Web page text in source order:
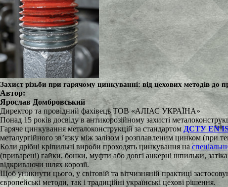
Захист різьби при гарячому цинкуванні: від цехових методів до
Автор:
Ярослав Домбровський
Директор та провідний фахівець ТОВ «АЛІАС УКРАЇНА»
Понад 15 років досвіду в антикорозійному захисті
Гаряче цинкування металоконструкцій за стандартом ДСТУ EN
металургійного зв’язку між залізом і розплавленим цинком (при
Коли дрібні кріпильні вироби проходять цинкування на
(приварені) гайки, бонки, муфти або довгі анкерні шпильки,
відкриваючи шлях корозії.
Щоб уникнути цього, у світовій та вітчизняній практиці
європейські методи, так і традиційні українські цехові рішення.